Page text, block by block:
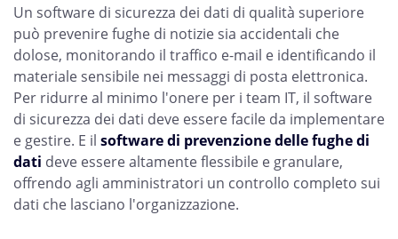
Un software di sicurezza dei dati di qualità superiore
può prevenire fughe di notizie sia accidentali che
dolose, monitorando il traffico e-mail e identificando il
materiale sensibile nei messaggi di posta elettronica.
Per ridurre al minimo l'onere per i team IT, il software
di sicurezza dei dati deve essere facile da implementare
e gestire. E il software di prevenzione delle fughe di
dati deve essere altamente flessibile e granulare,
offrendo agli amministratori un controllo completo sui
dati che lasciano l'organizzazione.